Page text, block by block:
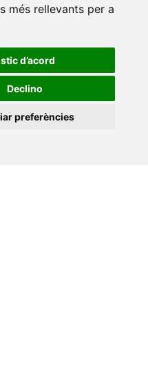
més rellevants per a
d’acord
Declino
preferències